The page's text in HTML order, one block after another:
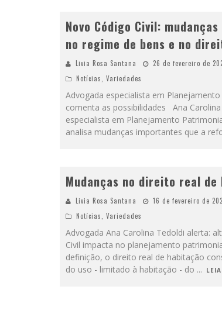
Novo Código Civil:
no regime de bens e no
Livia Rosa Santana
26 de fevereiro de
Notícias
Variedades
Advogada especialista em
comenta as possibilidades Ana
especialista em Planejamento
analisa mudanças importantes que a
Mudanças no direito real de
Livia Rosa Santana
16 de fevereiro de
Notícias
Variedades
Advogada Ana Carolina Tedoldi alerta:
Civil impacta no planejamento
definição, o direito real de habitação
do uso - limitado à habitação - do ...